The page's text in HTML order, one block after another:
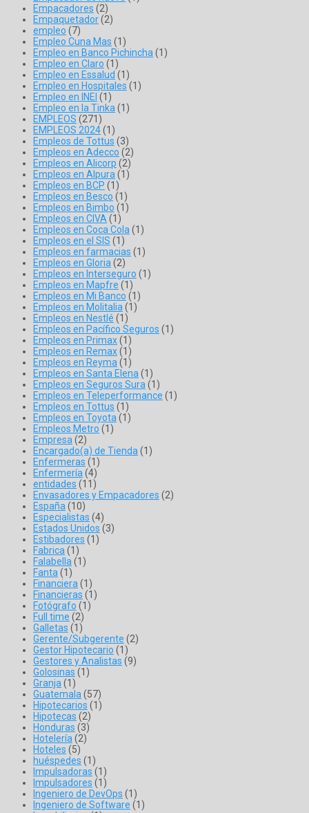
Empacadores (2)
Empaquetador(2)
empleo (7)
Empleo Cuna Mas (1)
Empleo en Banco Pichincha(1)
Empleo en Claro (1)
Empleo en Essalud (1)
Empleo en Hospitales (1)
Empleo en INEI (1)
Empleo en la Tinka(1)
EMPLEOS (271)
EMPLEOS 2024(1)
Empleos de Tottus (3)
Empleos en Adecco (2)
Empleos en Alicorp (2)
Empleos en Alpura(1)
Empleos en BCP (1)
Empleos en Besco (1)
Empleos en Bimbo (1)
Empleos en CIVA(1)
Empleos en Coca Cola(1)
Empleos en el SIS (1)
Empleos en farmacias (1)
Empleos en Gloria(2)
Empleos en Interseguro (1)
Empleos en Mapfre (1)
Empleos en Mi Banco (1)
Empleos en Molitalia(1)
Empleos en Nestlé (1)
Empleos en Pacífico Seguros (1)
Empleos en Primax(1)
Empleos en Remax(1)
Empleos en Reyma(1)
Empleos en Santa Elena(1)
Empleos en Seguros Sura(1)
Empleos en Teleperformance (1)
Empleos en Tottus (1)
Empleos en Toyota(1)
Empleos Metro (1)
Empresa(2)
Encargado(a) de Tienda(1)
Enfermeras (1)
Enfermería(4)
entidades (11)
Envasadores y Empacadores (2)
España(10)
Especialistas (4)
Estados Unidos (3)
Estibadores (1)
Fabrica(1)
Falabella(1)
Fanta(1)
Financiera(1)
Financieras (1)
Fotógrafo (1)
Full time (2)
Galletas (1)
Gerente/Subgerente (2)
Gestor Hipotecario (1)
Gestores y Analistas (9)
Golosinas (1)
Granja(1)
Guatemala(57)
Hipotecarios (1)
Hipotecas (2)
Honduras (3)
Hotelería(2)
Hoteles (5)
huéspedes (1)
Impulsadoras (1)
Impulsadores (1)
Ingeniero de DevOps (1)
Ingeniero de Software (1)